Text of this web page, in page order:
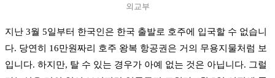
외교부
지난 3월 5일부터 한국인은 한국 출발로 호주에 입국할 수 없습니
다. 당연히 16만원짜리 호주 왕복 항공권은 거의 무용지물처럼 보
입니다. 하지만, 탈 수 있는 경우가 아예 없는 것은 아닙니다. 그럴